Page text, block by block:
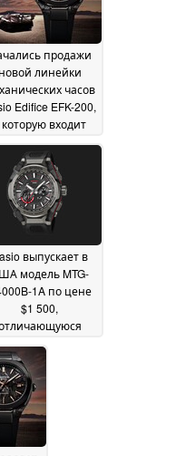
продажи
новой линейки
часов
Edifice EFK-200,
которую входит
из углеродного
12 June 2026
выпускает в
модель MTG-
1A по цене
$1 500,
волокна
10 June 2026